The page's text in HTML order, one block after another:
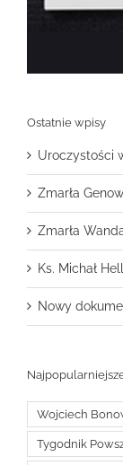
Ostatnie wpisy
Uroczystości
Zmarła
Zmarła
Ks. Michał
Nowy
Wojciech
Tygodnik